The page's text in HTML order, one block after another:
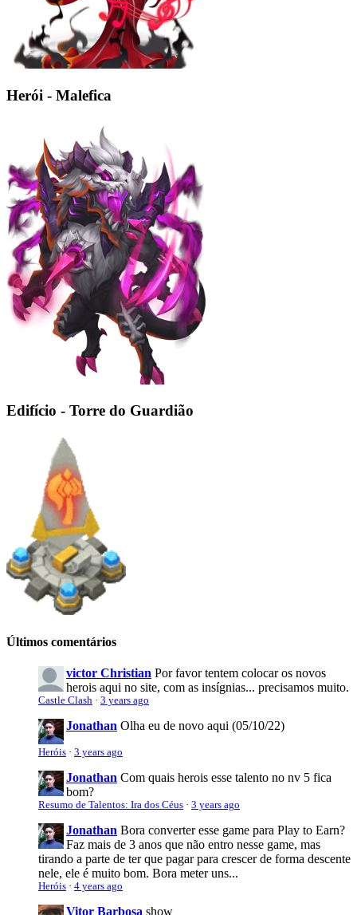
Herói - Malefica
Edifício - Torre do Guardião
Últimos comentários
victor Christian Por favor tentem colocar os novos
herois aqui no site, com as insígnias... precisamos muito.
Castle Clash · 3 years ago
Jonathan Olha eu de novo aqui (05/10/22)
Heróis · 3 years ago
Jonathan Com quais herois esse talento no nv 5 fica
bom?
Resumo de Talentos: Ira dos Céus · 3 years ago
Jonathan Bora converter esse game para Play to Earn?
Faz mais de 3 anos que não entro nesse game, mas
tirando a parte de ter que pagar para crescer de forma descente
nele, ele é muito bom. Bora meter uns...
Heróis · 4 years ago
Vitor Barbosa show